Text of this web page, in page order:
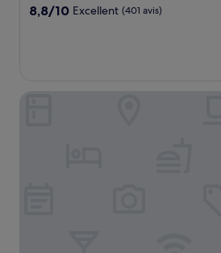
8.8
8,8/10 Excellent (401 avis)